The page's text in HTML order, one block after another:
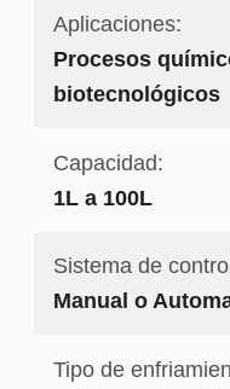
Aplicaciones:
Procesos
biotecnológicos
Capacidad:
1L a 100L
Sistema de
Manual o
Tipo de